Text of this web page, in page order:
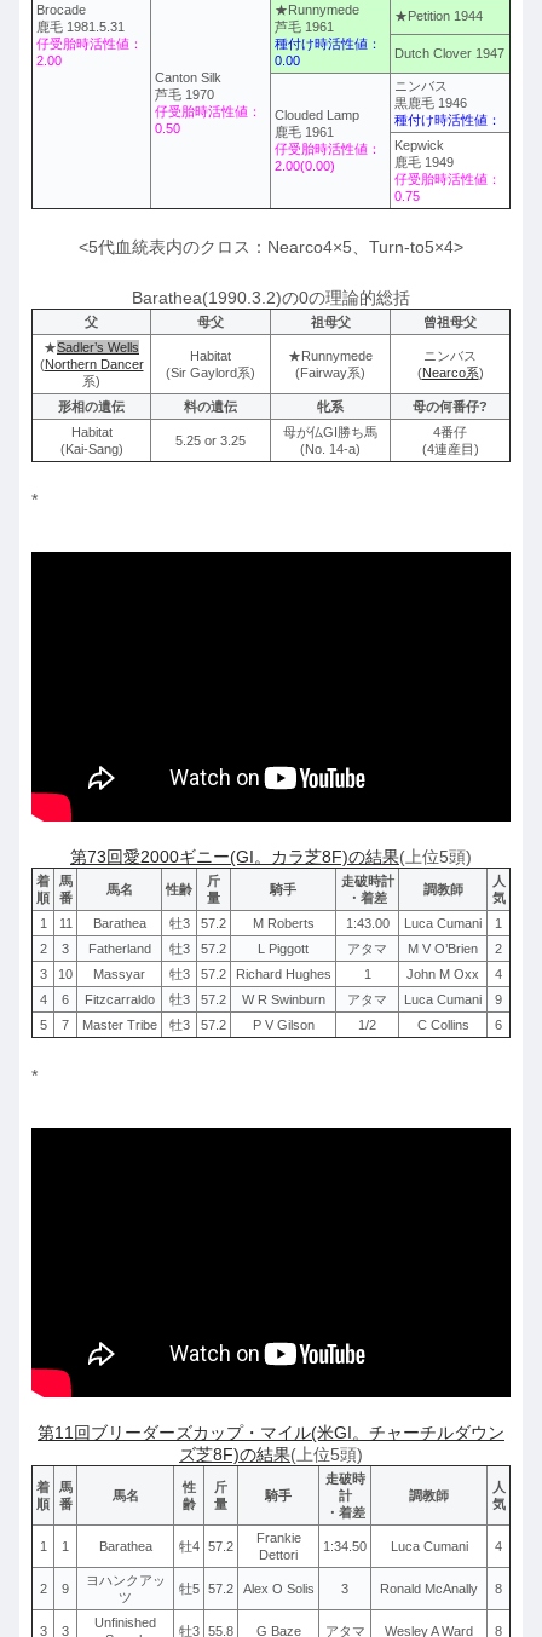
Brocade
鹿毛 1981.5.31
仔受胎時活性値：
2.00
Canton Silk
芦毛 1970
仔受胎時活性値：
0.50
★Runnymede
芦毛 1961
種付け時活性値：
0.00
★Petition 1944
Dutch Clover 1947
Clouded Lamp
鹿毛 1961
仔受胎時活性値：
2.00(0.00)
ニンバス
黒鹿毛 1946
種付け時活性値：
Kepwick
鹿毛 1949
仔受胎時活性値：
0.75
<5代血統表内のクロス：Nearco4×5、Turn-to5×4>
Barathea(1990.3.2)の0の理論的総括
父 母父 祖母父
曾祖母父
★Sadler’s Wells
(Northern Dancer
系)
Habitat
(Sir Gaylord系)
★Runnymede
(Fairway系)
ニンバス
(Nearco系)
形相の遺伝 料の遺伝 牝系
母の何番仔?
Habitat
(Kai-Sang)
5.25 or 3.25
母が仏GI勝ち馬
(No. 14-a)
4番仔
(4連産目)
*
第73回愛2000ギニー(GI。カラ芝8F)の結果(上位5頭)
着
順
馬
番
馬名 性齢
斤
量
騎手
走破時計
・着差
調教師
人
気
1
11 Barathea 牡3 57.2 M Roberts 1:43.00 Luca Cumani
1
2
3 Fatherland 牡3 57.2 L Piggott アタマ M V O’Brien
2
3
10 Massyar 牡3 57.2 Richard Hughes 1 John M Oxx
4
4
6 Fitzcarraldo 牡3 57.2 W R Swinburn アタマ Luca Cumani
9
5
7 Master Tribe 牡3 57.2 P V Gilson 1/2 C Collins 6
*
第11回ブリーダーズカップ・マイル(米GI。チャーチルダウン
ズ芝8F)の結果(上位5頭)
着
順
馬
番
馬名
性
齢
斤
量
騎手
走破時
計
・着差
調教師
人
気
1 1 Barathea 牡4 57.2
Frankie
Dettori
1:34.50 Luca Cumani 4
2 9
ヨハンクアッ
ツ
牡5 57.2 Alex O Solis 3 Ronald McAnally 8
3 3
Unfinished
牡3 55.8 G Baze アタマ Wesley A Ward 8